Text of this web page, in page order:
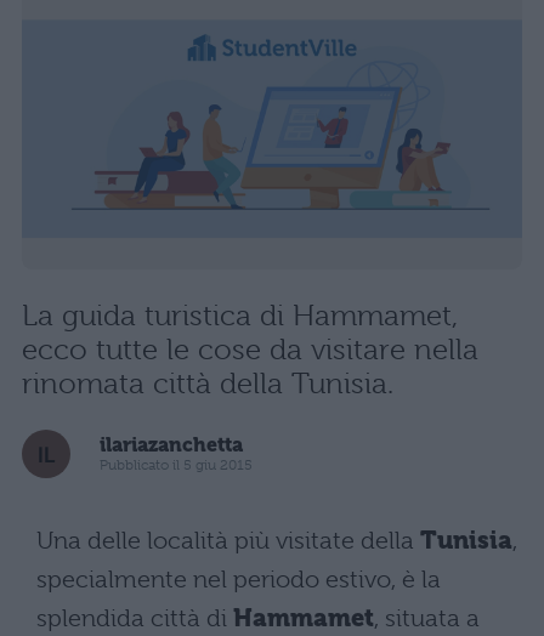
La guida turistica di Hammamet,
ecco tutte le cose da visitare nella
rinomata città della Tunisia.
ilariazanchetta
Pubblicato il 5 giu 2015
Una delle località più visitate della Tunisia,
specialmente nel periodo estivo, è la
splendida città di Hammamet, situata a